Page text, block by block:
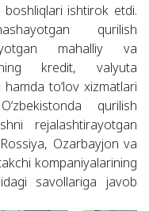
ishtirok etdi.
qurilish
mahalliy va
kredit, valyuta
to‘lov xizmatlari
qurilish
rejalashtirayotgan
Ozarbayjon va
kompaniyalarining
savollariga javob